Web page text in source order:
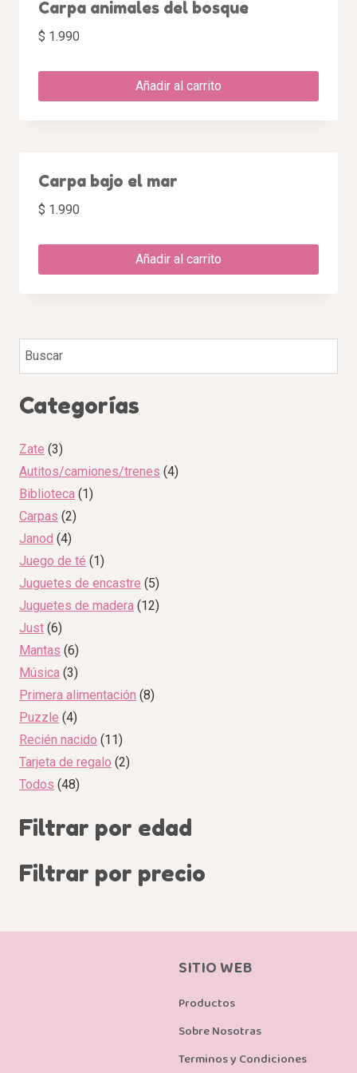
Carpa animales del bosque
$ 1.990
Añadir al carrito
Carpa bajo el mar
$ 1.990
Añadir al carrito
Categorías
Autitos/camiones/trenes 4
Biblioteca 1
Carpas 2
Janod 4
Juego de té 1
Juguetes de encastre 5
Juguetes de madera 12
Just 6
Mantas 6
Música 3
Primera alimentación 8
Puzzle 4
Recién nacido 11
Tarjeta de regalo 2
Todos 48
Zate 3
Filtrar por edad
Filtrar por precio
SITIO WEB
Productos
Sobre Nosotras
Terminos y Condiciones